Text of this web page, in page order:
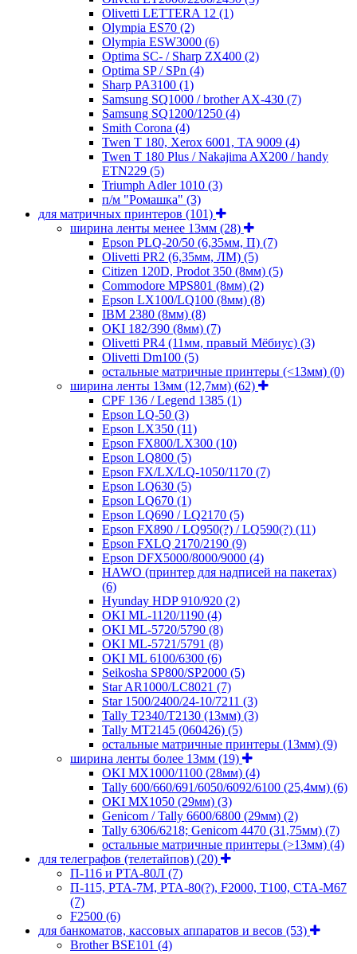
Olivetti LETTERA 12 (1)
Olympia ES70 (2)
Olympia ESW3000 (6)
Optima SC- / Sharp ZX400 (2)
Optima SP / SPn (4)
Sharp PA3100 (1)
Samsung SQ1000 / brother AX-430 (7)
Samsung SQ1200/1250 (4)
Smith Corona (4)
Twen T 180, Xerox 6001, TA 9009 (4)
Twen T 180 Plus / Nakajima AX200 / handy
ETN229 (5)
Triumph Adler 1010 (3)
п/м "Ромашка" (3)
для матричных принтеров (101)
ширина ленты менее 13мм (28)
Epson PLQ-20/50 (6,35мм, П) (7)
Olivetti PR2 (6,35мм, ЛМ) (5)
Citizen 120D, Prodot 350 (8мм) (5)
Commodore MPS801 (8мм) (2)
Epson LX100/LQ100 (8мм) (8)
IBM 2380 (8мм) (8)
OKI 182/390 (8мм) (7)
Olivetti PR4 (11мм, правый Мёбиус) (3)
Olivetti Dm100 (5)
остальные матричные принтеры (<13мм) (0)
ширина ленты 13мм (12,7мм) (62)
CPF 136 / Legend 1385 (1)
Epson LQ-50 (3)
Epson LX350 (11)
Epson FX800/LX300 (10)
Epson LQ800 (5)
Epson FX/LX/LQ-1050/1170 (7)
Epson LQ630 (5)
Epson LQ670 (1)
Epson LQ690 / LQ2170 (5)
Epson FX890 / LQ950(?) / LQ590(?) (11)
Epson FXLQ 2170/2190 (9)
Epson DFX5000/8000/9000 (4)
HAWO (принтер для надписей на пакетах)
(6)
Hyunday HDP 910/920 (2)
OKI ML-1120/1190 (4)
OKI ML-5720/5790 (8)
OKI ML-5721/5791 (8)
OKI ML 6100/6300 (6)
Seikosha SP800/SP2000 (5)
Star AR1000/LC8021 (7)
Star 1500/2400/24-10/7211 (3)
Tally T2340/T2130 (13мм) (3)
Tally MT2145 (060426) (5)
остальные матричные принтеры (13мм) (9)
ширина ленты более 13мм (19)
OKI MX1000/1100 (28мм) (4)
Tally 600/660/691/6050/6092/6100 (25,4мм) (6)
OKI MX1050 (29мм) (3)
Genicom / Tally 6600/6800 (29мм) (2)
Tally 6306/6218; Genicom 4470 (31,75мм) (7)
остальные матричные принтеры (>13мм) (4)
для телеграфов (телетайпов) (20)
П-116 и РТА-80Л (7)
П-115, РТА-7М, РТА-80(?), F2000, T100, СТА-М67
(7)
F2500 (6)
для банкоматов, кассовых аппаратов и весов (53)
Brother BSE101 (4)